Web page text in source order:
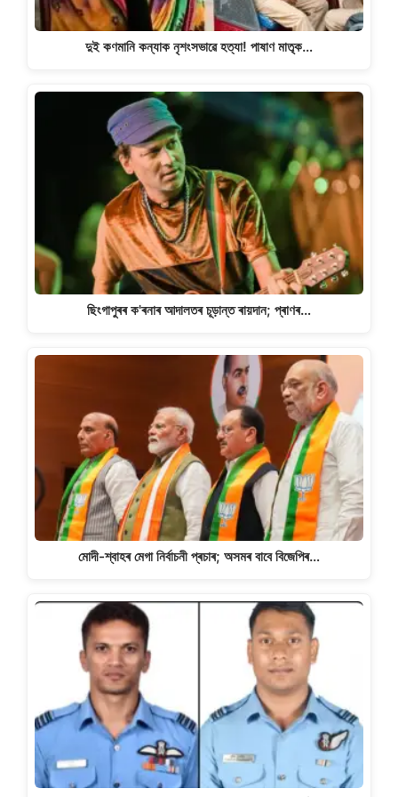
দুই কণমানি কন্যাক নৃশংসভাৱে হত্যা! পাষাণ মাতৃক…
ছিংগাপুৰৰ ক'ৰনাৰ আদালতৰ চূড়ান্ত ৰায়দান; প্ৰাণৰ…
মোদী-শ্বাহৰ মেগা নিৰ্বাচনী প্ৰচাৰ; অসমৰ বাবে বিজেপিৰ…